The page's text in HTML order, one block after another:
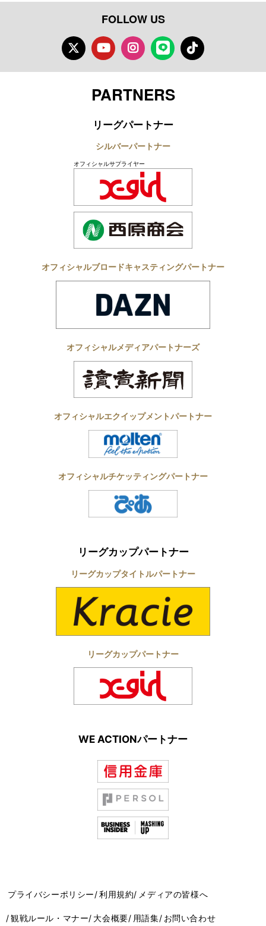
FOLLOW US
TwitterYoutubeInstagram
LINE TikTok
PARTNERS
リーグパートナー
シルバーパートナー
オフィシャルサプライヤー
オフィシャルブロードキャスティングパートナー
オフィシャルメディアパートナーズ
オフィシャルエクイップメントパートナー
オフィシャルチケッティングパートナー
リーグカップパートナー
リーグカップタイトルパートナー
リーグカップパートナー
WE ACTIONパートナー
プライバシーポリシー 利用規約 メディアの皆様へ
観戦ルール・マナー 大会概要 用語集 お問い合わせ